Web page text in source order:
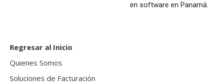
en software en Panamá.
Regresar al Inicio
Quienes Somos
Soluciones de Facturación